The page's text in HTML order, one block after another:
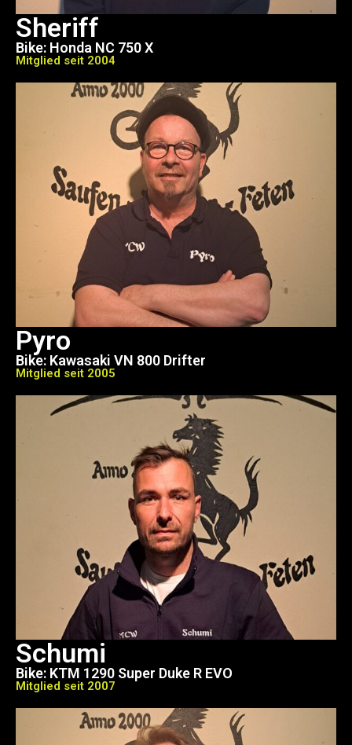
Sheriff
Bike: Honda NC 750 X
Mitglied seit 2004
Pyro
Bike: Kawasaki VN 800 Drifter
Mitglied seit 2005
Schumi
Bike: KTM 1290 Super Duke R EVO
Mitglied seit 2007